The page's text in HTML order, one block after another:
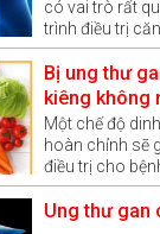
ánh đầy đủ
quý khách
mà nên đọc
sử dụng đi kèm
tin chi tiết và
với chúng tôi
có vai trò rất
trình điều trị
Theo Bác sĩ
Vinmec Times
người bệnh ung
giống như
cần phải tuân
sau đây
Bị ung thư
kiêng không
Một chế độ
hoàn chỉnh sẽ
điều trị cho
Tuy nhiên, khi
kiêng ăn gì và
Ung thư gan